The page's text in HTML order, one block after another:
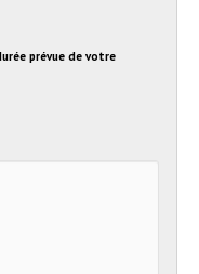
prévue de votre